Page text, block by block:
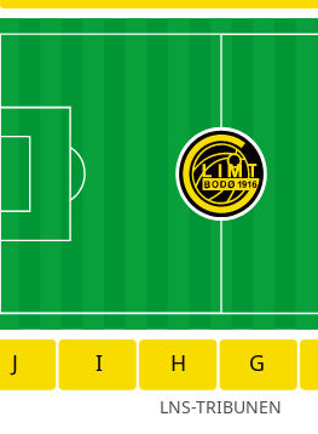
J I H G
LNS-TRIBUNEN